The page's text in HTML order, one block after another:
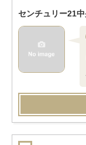
センチュリー21